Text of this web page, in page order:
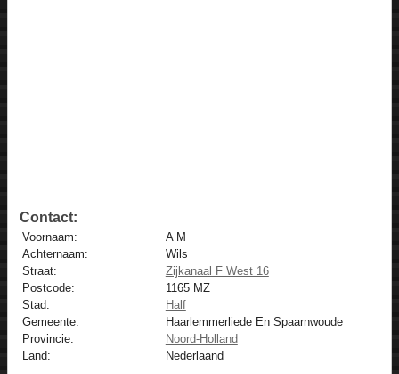
Contact:
Voornaam:
A M
Achternaam:
Wils
Straat:
Zijkanaal F West 16
Postcode:
1165 MZ
Stad:
Half
Gemeente:
Haarlemmerliede En Spaarnwoude
Provincie:
Noord-Holland
Land:
Nederlaand